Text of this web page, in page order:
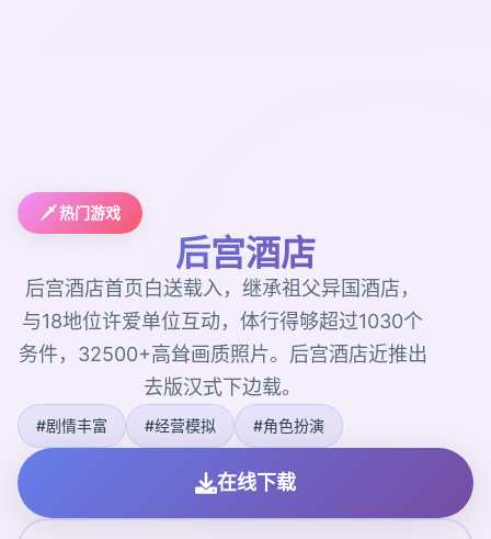
🗡️ 热门游戏
后宫酒店
后宫酒店首页白送载入，继承祖父异国酒店，
与18地位许爱单位互动，体行得够超过1030个
务件，32500+高耸画质照片。后宫酒店近推出
去版汉式下边载。
#剧情丰富 #经营模拟 #角色扮演
在线下载